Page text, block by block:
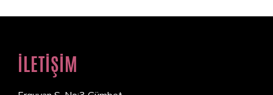
İLETİŞİM